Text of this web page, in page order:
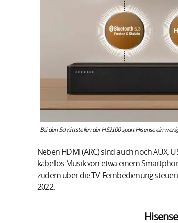
Bei den Schnittstellen der HS2100 spart Hisense ein
Neben HDMI (ARC) sind auch noch AUX,
kabellos Musik von etwa einem
zudem über die TV-Fernbedienung
2022.